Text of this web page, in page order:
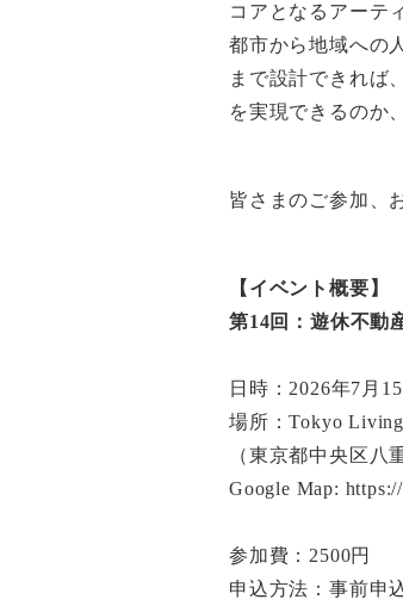
コアとなるアーテ
都市から地域への
まで設計できれば
を実現できるのか
皆さまのご参加、
【イベント概要】
第14回：遊休不動
日時：2026年7月
場所：Tokyo
（東京都中央区八
Google Map:
参加費：2500円
申込方法：事前申